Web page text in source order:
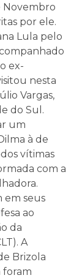
Novembro
por ele.
Lula pelo
ex-
nesta
Vargas,
do Sul.
um
à de
vítimas
com a
em seus
ao
da
A
Brizola
foram